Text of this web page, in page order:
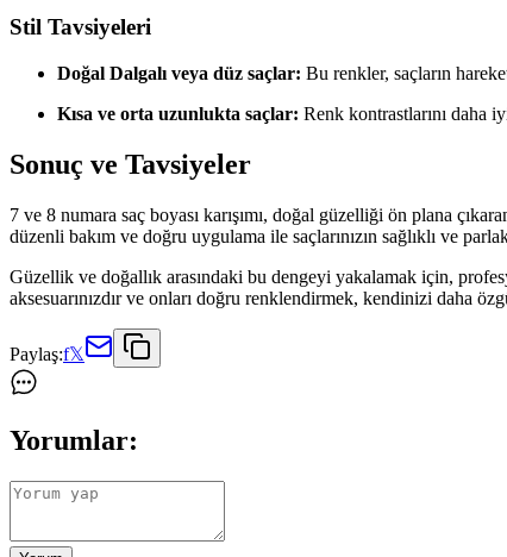
Stil Tavsiyeleri
Doğal Dalgalı veya düz saçlar: Bu renkler, saçların
Kısa ve orta uzunlukta saçlar: Renk kontrastlarını daha
Sonuç ve Tavsiyeler
7 ve 8 numara saç boyası karışımı, doğal güzelliği ön plana
düzenli bakım ve doğru uygulama ile saçlarınızın sağlıklı ve
Güzellik ve doğallık arasındaki bu dengeyi yakalamak için,
aksesuarınızdır ve onları doğru renklendirmek, kendinizi daha
Paylaş:f𝕏
Yorumlar: